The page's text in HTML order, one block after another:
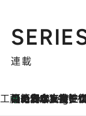
連載
工藤まやのおもて
1 Hour Ago
【ハワイ土産】ローカルの絶大な支持で復活！ 絶品の幻クッキー《元ファンの日本人女性が受け継いだ名店》